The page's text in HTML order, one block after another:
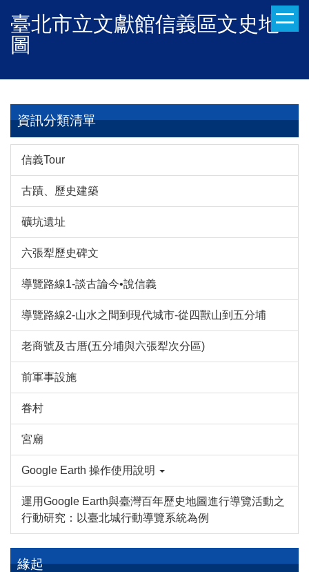
到
主
內
臺北市立文獻館信義區文史地
圖
資訊分類清單
信義Tour
古蹟、歷史建築
礦坑遺址
六張犁歷史碑文
導覽路線1-談古論今•說信義
導覽路線2-山水之間到現代城市-從四獸山到五分埔
老商號及古厝(五分埔與六張犁次分區)
前軍事設施
眷村
宮廟
Google Earth 操作使用說明
運用Google Earth與臺灣百年歷史地圖進行導覽活動之
行動研究：以臺北城行動導覽系統為例
緣起